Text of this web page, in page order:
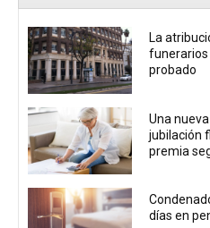
La
funerarios
probado
Una
jubilación
premia
días en